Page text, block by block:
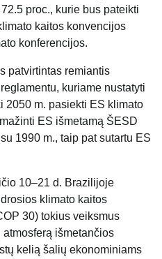
proc., kurie bus pateikti
kaitos konvencijos
konferencijos.
patvirtintas remiantis
kuriame nustatyti
2050 m. pasiekti ES klimato
ES išmetamą ŠESD
1990 m., taip pat sutartu ES
10–21 d. Brazilijoje
klimato kaitos
30) tokius veiksmus
išmetančios
kelią šalių ekonominiams